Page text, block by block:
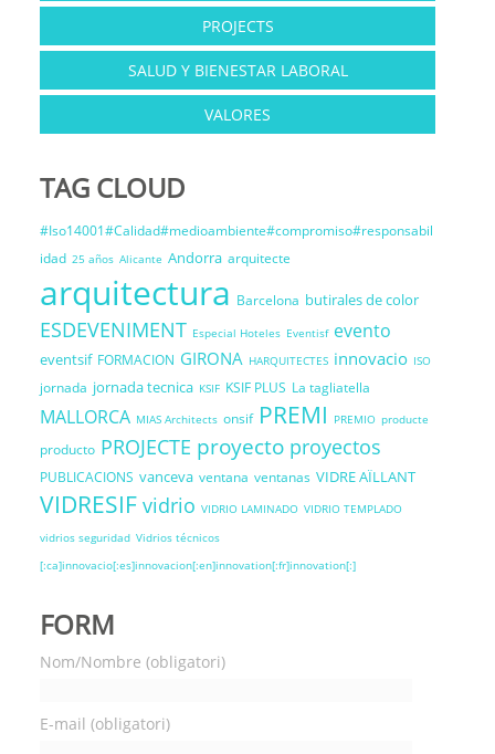
PROJECTS
SALUD Y BIENESTAR LABORAL
VALORES
TAG CLOUD
#Iso14001#Calidad#medioambiente#compromiso#responsabil
idad 25 años Alicante Andorra arquitecte
arquitectura Barcelona butirales de color
ESDEVENIMENT Especial Hoteles Eventisf evento
eventsif FORMACION GIRONA HARQUITECTES innovacio ISO
jornada jornada tecnica KSIF KSIF PLUS La tagliatella
MALLORCA MIAS Architects onsif PREMI PREMIO producte
producto PROJECTE proyecto proyectos
PUBLICACIONS vanceva ventana ventanas VIDRE AÏLLANT
VIDRESIF vidrio VIDRIO LAMINADO VIDRIO TEMPLADO
vidrios seguridad Vidrios técnicos
[:ca]innovacio[:es]innovacion[:en]innovation[:fr]innovation[:]
FORM
Nom/Nombre (obligatori)
E-mail (obligatori)